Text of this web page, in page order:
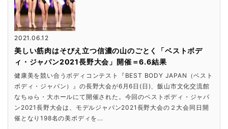
2021.06.12
美しい筋肉はそびえ立つ信濃の山のごとく「ベストボデ
ィ・ジャパン2021長野大会」開催＝6.6結果
健康美を競い合うボディコンテスト『BEST BODY JAPAN（ベスト
ボディ・ジャパン）』の長野大会が6月6日(日)、飯山市文化交流館
なちゅら・大ホールにて開催された。今回のベストボディ・ジャパ
ン2021長野大会は、モデルジャパン2021長野大会の２大会同日開
催となり198名の美ボディを...